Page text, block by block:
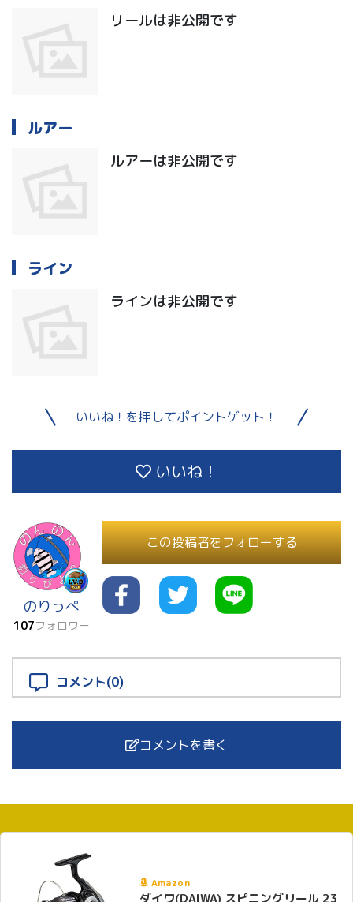
リールは非公開です
ルアー
ルアーは非公開です
ライン
ラインは非公開です
いいね！を押してポイントゲット！
いいね！
のりっぺ
107フォロワー
この投稿者をフォローする
コメント(0)
コメントを書く
Amazon
ダイワ(DAIWA) スピニングリール 23